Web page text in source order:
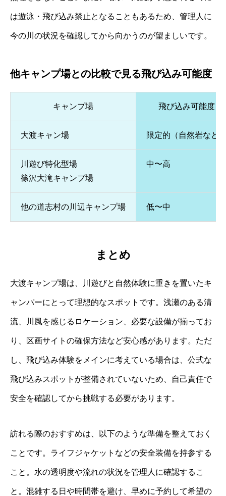
は遊泳・飛び込み禁止となることもあるため、管理人に
今の川の状況を確認してから向かうのが望ましいです。
他キャンプ場との比較で見る飛び込み可能度
キャンプ場 飛び込み可能度
大渡キャン場 限定的（自然岩など
川遊び特化型場
篠沢大滝キャンプ場
中〜高
他の道志村の川辺キャンプ場 低〜中
まとめ
大渡キャンプ場は、川遊びと自然体験に重きを置いたキ
ャンパーにとって理想的なスポットです。浅瀬のある清
流、川風を感じるロケーション、必要な設備が揃ってお
り、区画サイトの確保方法など安心感があります。ただ
し、飛び込み体験をメインに考えている場合は、公式な
飛び込みスポットが整備されていないため、自己責任で
安全を確認してから挑戦する必要があります。
訪れる際のおすすめは、以下のような準備を整えておく
ことです。ライフジャケットなどの安全装備を持参する
こと。水の透明度や流れの状況を管理人に確認するこ
と。混雑する日や時間帯を避け、早めに予約して希望の